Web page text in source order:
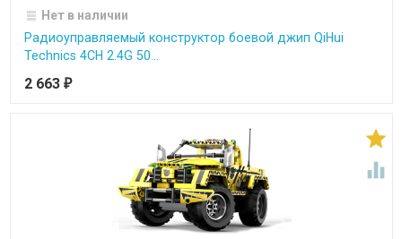
Нет в наличии
Радиоуправляемый конструктор боевой джип QiHui
Technics 4CH 2.4G 50...
2 663 ₽

